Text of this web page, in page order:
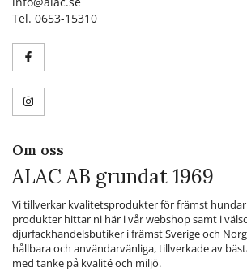
Tel. 0653-15310
Om oss
ALAC AB grundat 1969
Vi tillverkar kvalitetsprodukter för främst
produkter hittar ni här i vår webshop samt i
djurfackhandelsbutiker i främst Sverige och
hållbara och användarvänliga, tillverkade av
med tanke på kvalité och miljö.